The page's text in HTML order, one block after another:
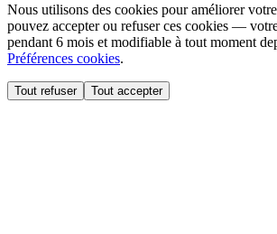
Nous utilisons des cookies pour améliorer
pouvez accepter ou refuser ces cookies —
pendant 6 mois et modifiable à tout moment
Préférences cookies.
Tout refuser Tout accepter